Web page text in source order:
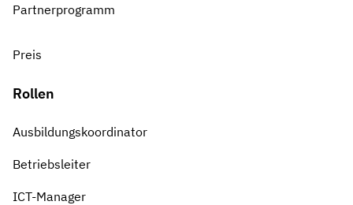
Partnerprogramm
Preis
Rollen
Ausbildungskoordinator
Betriebsleiter
ICT-Manager